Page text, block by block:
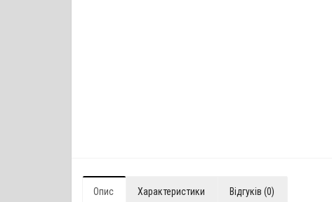
Опис Характеристики Відгуків (0)